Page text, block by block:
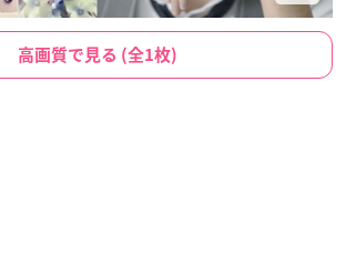
高画質で見る (全1枚)